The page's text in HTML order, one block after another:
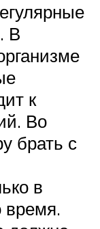
В
к
Во
брать с
в
время.